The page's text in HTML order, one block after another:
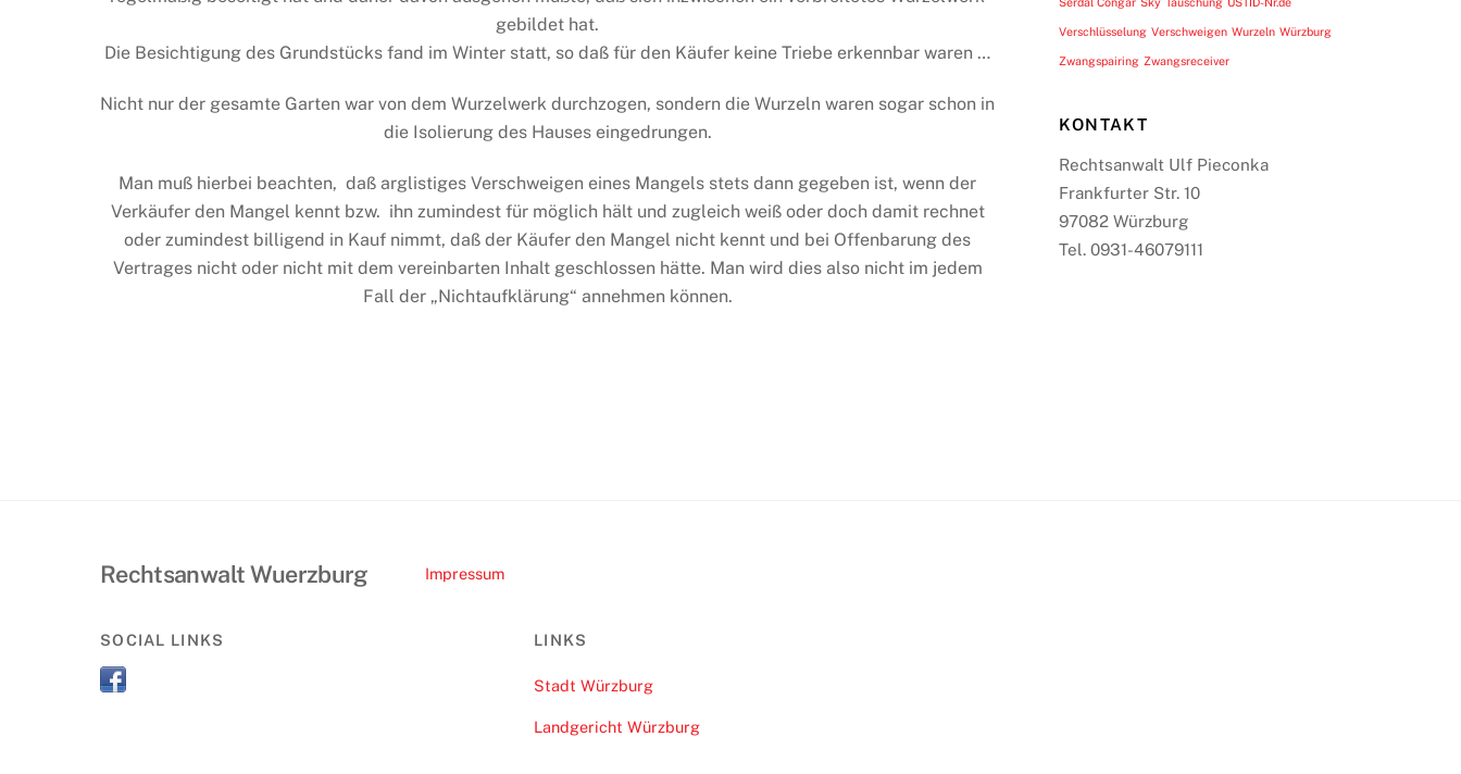
gebildet hat.
Die Besichtigung des Grundstücks fand im Winter statt, so daß für den Käufer keine Triebe erkennbar waren …
Nicht nur der gesamte Garten war von dem Wurzelwerk durchzogen, sondern die Wurzeln waren sogar schon in
die Isolierung des Hauses eingedrungen.
Man muß hierbei beachten, daß arglistiges Verschweigen eines Mangels stets dann gegeben ist, wenn der
Verkäufer den Mangel kennt bzw. ihn zumindest für möglich hält und zugleich weiß oder doch damit rechnet
oder zumindest billigend in Kauf nimmt, daß der Käufer den Mangel nicht kennt und bei Offenbarung des
Vertrages nicht oder nicht mit dem vereinbarten Inhalt geschlossen hätte. Man wird dies also nicht im jedem
Fall der „Nichtaufklärung“ annehmen können.
Verschlüsselung Verschweigen Wurzeln Würzburg
Zwangspairing Zwangsreceiver
KONTAKT
Rechtsanwalt Ulf Pieconka
Frankfurter Str. 10
97082 Würzburg
Tel. 0931-46079111
Rechtsanwalt Wuerzburg Impressum
SOCIAL LINKS LINKS
Stadt Würzburg
Landgericht Würzburg